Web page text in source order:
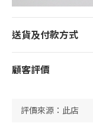
送貨及付款方式
顧客評價